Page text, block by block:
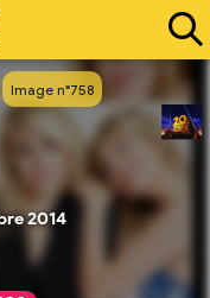
Image n°758
2014